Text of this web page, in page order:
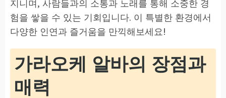
지니며, 사람들과의 소통과 노래를 통해 소중한 경
험을 쌓을 수 있는 기회입니다. 이 특별한 환경에서
다양한 인연과 즐거움을 만끽해보세요!
가라오케 알바의 장점과
매력